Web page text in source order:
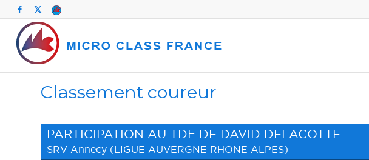
Classement coureur
PARTICIPATION AU TDF DE DAVID DELACOTTE
SRV Annecy (LIGUE AUVERGNE RHONE ALPES)